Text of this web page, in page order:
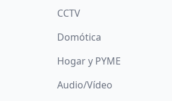
CCTV
Domótica
Hogar y PYME
Audio/Vídeo